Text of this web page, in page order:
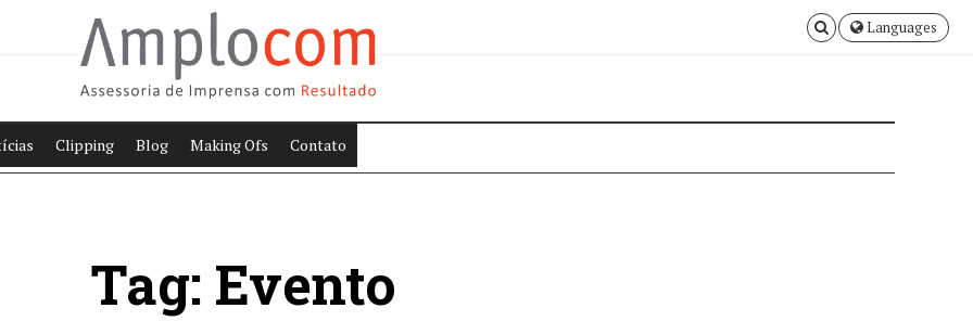
Languages
Clipping Blog Making Ofs Contato
Tag: Evento